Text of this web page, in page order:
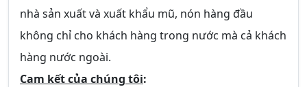
nhà sản xuất và xuất khẩu mũ, nón hàng đầu
không chỉ cho khách hàng trong nước mà cả khách
hàng nước ngoài.
Cam kết của chúng tôi: